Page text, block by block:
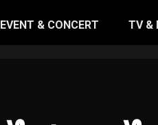
EVENT & CONCERT TV &